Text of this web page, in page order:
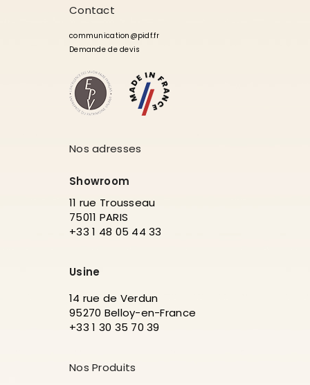
Contact
communication@pidf.fr
Demande de devis
Nos adresses
Showroom
11 rue Trousseau
75011 PARIS
+33 1 48 05 44 33
Usine
14 rue de Verdun
95270 Belloy-en-France
+33 1 30 35 70 39
Nos Produits